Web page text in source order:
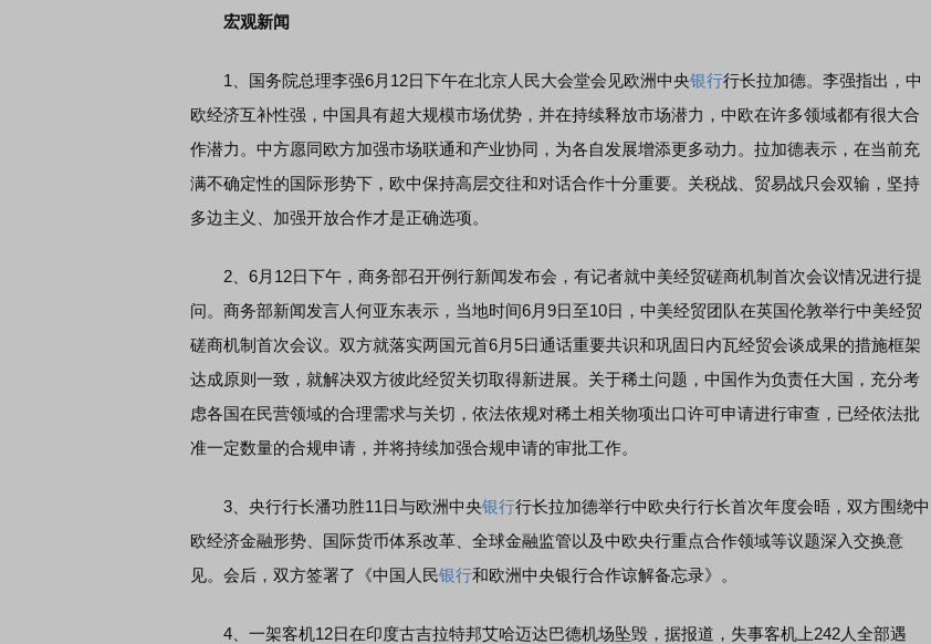
宏观新闻
1、国务院总理李强6月12日下午在北京人民大会堂会见欧洲中央银行行长拉加德。李强指出，中
欧经济互补性强，中国具有超大规模市场优势，并在持续释放市场潜力，中欧在许多领域都有很大合
作潜力。中方愿同欧方加强市场联通和产业协同，为各自发展增添更多动力。拉加德表示，在当前充
满不确定性的国际形势下，欧中保持高层交往和对话合作十分重要。关税战、贸易战只会双输，坚持
多边主义、加强开放合作才是正确选项。
2、6月12日下午，商务部召开例行新闻发布会，有记者就中美经贸磋商机制首次会议情况进行提
问。商务部新闻发言人何亚东表示，当地时间6月9日至10日，中美经贸团队在英国伦敦举行中美经贸
磋商机制首次会议。双方就落实两国元首6月5日通话重要共识和巩固日内瓦经贸会谈成果的措施框架
达成原则一致，就解决双方彼此经贸关切取得新进展。关于稀土问题，中国作为负责任大国，充分考
虑各国在民营领域的合理需求与关切，依法依规对稀土相关物项出口许可申请进行审查，已经依法批
准一定数量的合规申请，并将持续加强合规申请的审批工作。
3、央行行长潘功胜11日与欧洲中央银行行长拉加德举行中欧央行行长首次年度会晤，双方围绕中
欧经济金融形势、国际货币体系改革、全球金融监管以及中欧央行重点合作领域等议题深入交换意
见。会后，双方签署了《中国人民银行和欧洲中央银行合作谅解备忘录》。
4、一架客机12日在印度古吉拉特邦艾哈迈达巴德机场坠毁，据报道，失事客机上242人全部遇